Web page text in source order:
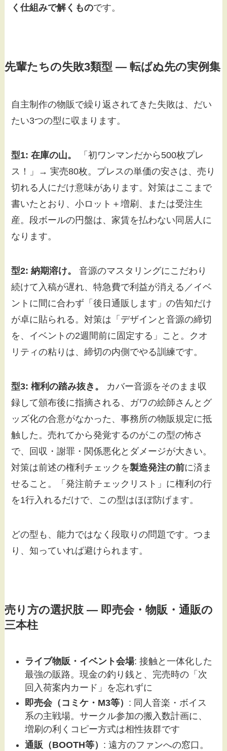
く仕組みで解くものです。
先輩たちの失敗3類型 — 転ばぬ先の実例集
自主制作の物販で繰り返されてきた失敗は、だい
たい3つの型に収まります。
型1: 在庫の山。
「初ワンマンだから500枚プレ
ス！」→ 実売80枚。プレスの単価の安さは、売り
切れる人にだけ意味があります。対策はここまで
書いたとおり、小ロット＋増刷、または受注生
産。段ボールの円盤は、家賃を払わない同居人に
なります。
型2: 納期溶け。
音源のマスタリングにこだわり
続けて入稿が遅れ、特急費で利益が消える／イベ
ントに間に合わず「後日通販します」の告知だけ
が卓に貼られる。対策は「デザインと音源の締切
を、イベントの2週間前に固定する」こと。クオ
リティの粘りは、締切の内側でやる訓練です。
型3: 権利の踏み抜き。
カバー音源をそのまま収
録して頒布後に指摘される、ガワの絵師さんとグ
ッズ化の合意がなかった、事務所の物販規定に抵
触した。売れてから発覚するのがこの型の怖さ
で、回収・謝罪・関係悪化とダメージが大きい。
対策は前述の権利チェックを製造発注の前に済ま
せること。「発注前チェックリスト」に権利の行
を1行入れるだけで、この型はほぼ防げます。
どの型も、能力ではなく段取りの問題です。つま
り、知っていれば避けられます。
売り方の選択肢 — 即売会・物販・通販の
三本柱
ライブ物販・イベント会場: 接触と一体化した
最強の販路。現金の釣り銭と、完売時の「次
回入荷案内カード」を忘れずに
即売会（コミケ・M3等） : 同人音楽・ボイス
系の主戦場。サークル参加の搬入数計画に、
増刷の利くコピー方式は相性抜群です
通販（BOOTH等） : 遠方のファンへの窓口。